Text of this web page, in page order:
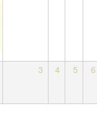
3 4 5 6